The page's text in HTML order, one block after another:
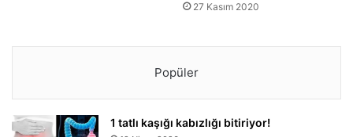
27 Kasım 2020
Popüler
1 tatlı kaşığı kabızlığı bitiriyor!